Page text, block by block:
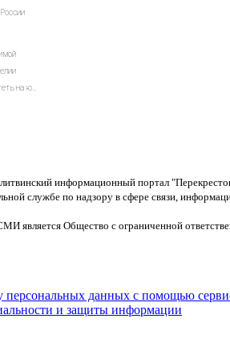
на юг
информационный портал
службе по надзору в сфере связи,
является Общество с ограниченной
персональных данных с помощью
и защиты информации